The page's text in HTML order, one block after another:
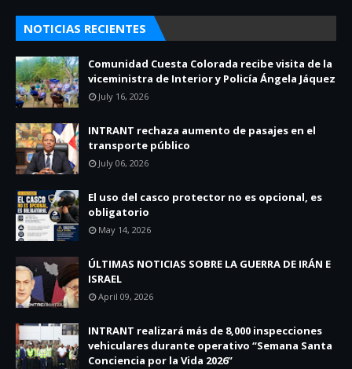
NOTICIAS RECIENTES
Comunidad Cuesta Colorada recibe visita de la
viceministra de Interior y Policía Ángela Jáquez
July 16, 2026
INTRANT rechaza aumento de pasajes en el
transporte público
July 06, 2026
El uso del casco protector no es opcional, es
obligatorio
May 14, 2026
ÚLTIMAS NOTICIAS SOBRE LA GUERRA DE IRÁN E
ISRAEL
April 09, 2026
INTRANT realizará más de 8,000 inspecciones
vehiculares durante operativo “Semana Santa
Conciencia por la Vida 2026”